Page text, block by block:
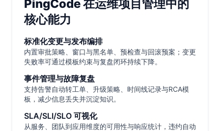
PingCode 在运维项目管理中的
核心能力
标准化变更与发布编排
内置审批策略、窗口与黑名单、预检查与回滚预案；变更
失败率可通过模板约束与复盘闭环持续下降。
事件管理与故障复盘
支持告警自动转工单、升级策略、时间线记录与RCA模
板，减少信息丢失并沉淀知识。
SLA/SLI/SLO 可视化
从服务、团队到应用维度的可用性与响应统计，违约自动